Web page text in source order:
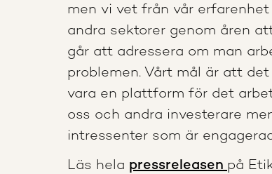
men vi vet från vår
andra sektorer genom åren
går att adressera om man
problemen. Vårt mål är att
vara en plattform för det
oss och andra investerare
intressenter som är
Läs hela pressreleasen på